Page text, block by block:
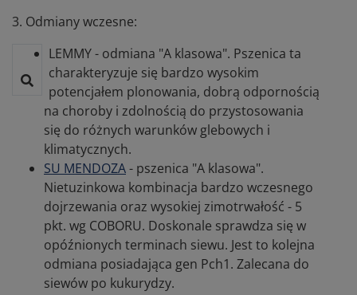
3. Odmiany wczesne:
LEMMY - odmiana "A klasowa". Pszenica ta
charakteryzuje się bardzo wysokim
potencjałem plonowania, dobrą odpornością
na choroby i zdolnością do przystosowania
się do różnych warunków glebowych i
klimatycznych.
SU MENDOZA- pszenica "A klasowa".
Nietuzinkowa kombinacja bardzo wczesnego
dojrzewania oraz wysokiej zimotrwałość - 5
pkt. wg COBORU. Doskonale sprawdza się w
opóźnionych terminach siewu. Jest to kolejna
odmiana posiadająca gen Pch1. Zalecana do
siewów po kukurydzy.